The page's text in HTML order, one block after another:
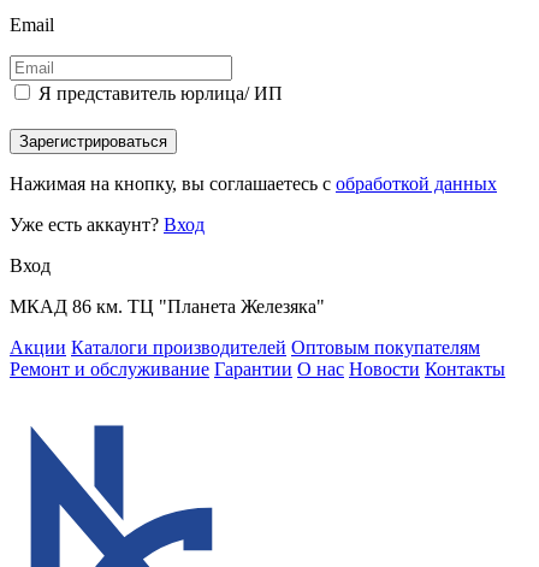
Email
Я представитель юрлица/ ИП
Зарегистрироваться
Нажимая на кнопку, вы соглашаетесь с обработкой данных
Уже есть аккаунт? Вход
Вход
МКАД 86 км. ТЦ "Планета Железяка"
Акции Каталоги производителей Оптовым покупателям
Ремонт и обслуживание Гарантии О нас Новости Контакты